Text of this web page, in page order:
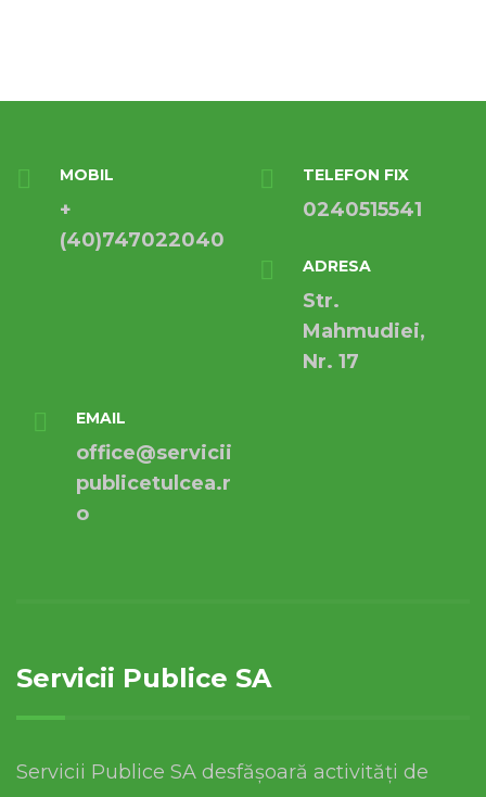
MOBIL
+
(40)747022040
TELEFON FIX
0240515541
ADRESA
Str.
Mahmudiei,
Nr. 17
EMAIL
office@servicii
publicetulcea.r
o
Servicii Publice SA
Servicii Publice SA desfășoară activități de